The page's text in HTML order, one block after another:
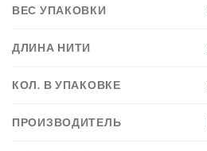
ВЕС УПАКОВКИ
ДЛИНА НИТИ
КОЛ. В УПАКОВКЕ
ПРОИЗВОДИТЕЛЬ